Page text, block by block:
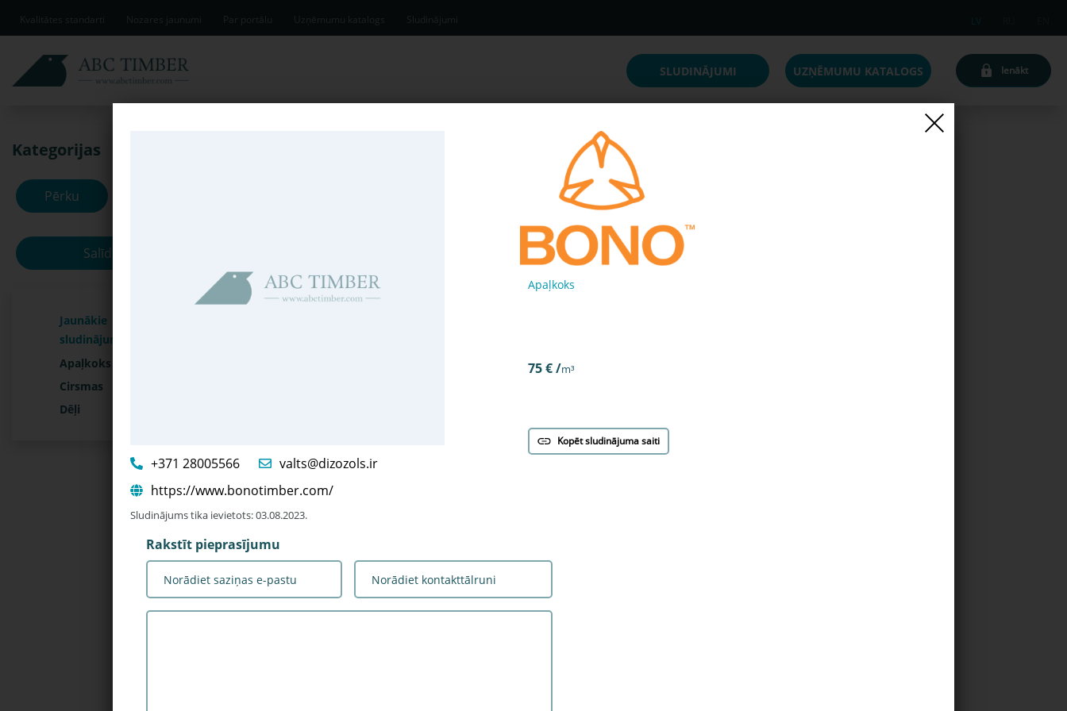
Kvalitātes standarti Nozares jaunumi Par portālu Uzņēmumu katalogs Sludinājumi LV
SLUDINĀJUMI UZŅĒMUMU KATALOGS Ienākt
Kategorijas
Pērku
Salīdzināt
Jaunākie
sludinājumi
Apaļkoks
Cirsmas
Dēļi
+371 28005566
valts@dizozols.ir
https://www.bonotimber.com/
Sludinājums tika ievietots: 03.08.2023.
Apaļkoks
75 € /m³
Kopēt sludinājuma saiti
Rakstīt pieprasījumu